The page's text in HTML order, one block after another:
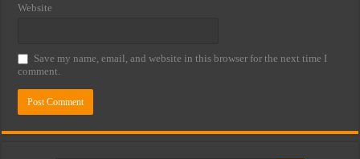
Website
Save my name, email, and website in this browser for the next time I
comment.